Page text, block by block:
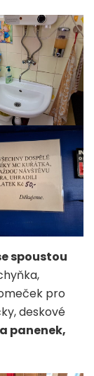
spoustou
pro
deskové
panenek,